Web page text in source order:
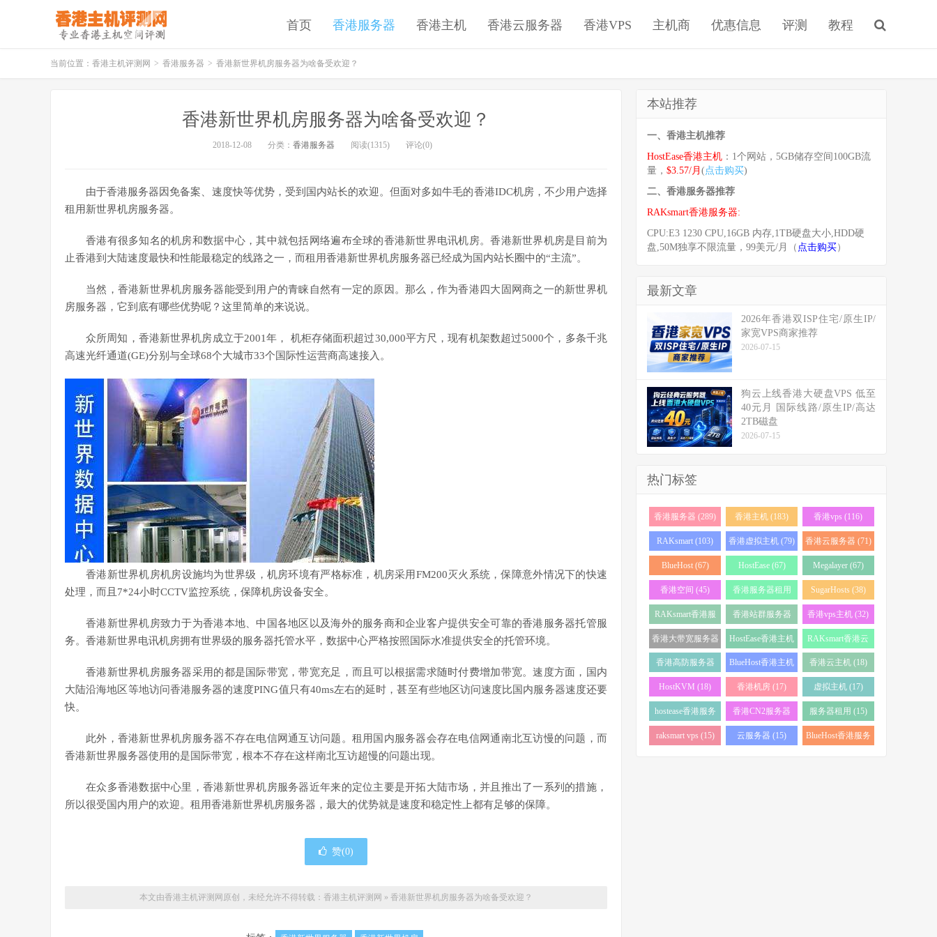
首页 香港服务器 香港主机 香港云服务器 香港VPS 主机商 优惠信息 评测 教程
当前位置： 香港主机评测网 > 香港服务器 > 香港新世界机房服务器为啥备受欢迎？
香港新世界机房服务器为啥备受欢迎？
2018-12-08 分类： 香港服务器 阅读(1315) 评论(0)
由于香港服务器因免备案、速度快等优势，受到国内站长的欢迎。但面对多如牛毛的香港IDC机房，不少用户选择
租用新世界机房服务器。
香港有很多知名的机房和数据中心，其中就包括网络遍布全球的香港新世界电讯机房。香港新世界机房是目前为
止香港到大陆速度最快和性能最稳定的线路之一，而租用香港新世界机房服务器已经成为国内站长圈中的“主流”。
当然，香港新世界机房服务器能受到用户的青睐自然有一定的原因。那么，作为香港四大固网商之一的新世界机
房服务器，它到底有哪些优势呢？这里简单的来说说。
众所周知，香港新世界机房成立于2001年， 机柜存储面积超过30,000平方尺，现有机架数超过5000个，多条千兆
高速光纤通道(GE)分别与全球68个大城市33个国际性运营商高速接入。
香港新世界机房机房设施均为世界级，机房环境有严格标准，机房采用FM200灭火系统，保障意外情况下的快速
处理，而且7*24小时CCTV监控系统，保障机房设备安全。
香港新世界机房致力于为香港本地、中国各地区以及海外的服务商和企业客户提供安全可靠的香港服务器托管服
务。香港新世界电讯机房拥有世界级的服务器托管水平，数据中心严格按照国际水准提供安全的托管环境。
香港新世界机房服务器采用的都是国际带宽，带宽充足，而且可以根据需求随时付费增加带宽。速度方面，国内
大陆沿海地区等地访问香港服务器的速度PING值只有40ms左右的延时，甚至有些地区访问速度比国内服务器速度还要
快。
此外，香港新世界机房服务器不存在电信网通互访问题。租用国内服务器会存在电信网通南北互访慢的问题，而
香港新世界服务器使用的是国际带宽，根本不存在这样南北互访超慢的问题出现。
在众多香港数据中心里，香港新世界机房服务器近年来的定位主要是开拓大陆市场，并且推出了一系列的措施，
所以很受国内用户的欢迎。租用香港新世界机房服务器，最大的优势就是速度和稳定性上都有足够的保障。
赞(0)
本文由香港主机评测网原创，未经允许不得转载： 香港主机评测网 » 香港新世界机房服务器为啥备受欢迎？
本站推荐
一、香港主机推荐
HostEase香港主机 ：1个网站，5GB储存空间100GB流
量， $3.57/月 ( 点击购买)
二、香港服务器推荐
RAKsmart香港服务器:
CPU:E3 1230 CPU,16GB 内存,1TB硬盘大小,HDD硬
盘,50M独享不限流量，99美元/月（ 点击购买）
最新文章
2026年香港双ISP住宅/原生IP/
家宽VPS商家推荐
2026-07-15
狗云上线香港大硬盘VPS 低至
40元月 国际线路/原生IP/高达
2TB磁盘
2026-07-15
热门标签
香港服务器 (289) 香港主机 (183) 香港vps (116)
RAKsmart (103) 香港虚拟主机 (79) 香港云服务器 (71)
BlueHost (67) HostEase (67) Megalayer (67)
香港空间 (45)
香港服务器租用
(43)
SugarHosts (38)
RAKsmart香港服
务器 (38)
香港站群服务器
(34)
香港vps主机 (32)
香港大带宽服务器
(32)
HostEase香港主机
(28)
RAKsmart香港云
服务器 (23)
香港高防服务器
(22)
BlueHost香港主机
(21)
香港云主机 (18)
HostKVM (18) 香港机房 (17) 虚拟主机 (17)
hostease香港服务
器 (17)
香港CN2服务器
(17)
服务器租用 (15)
raksmart vps (15) 云服务器 (15)
BlueHost香港服务